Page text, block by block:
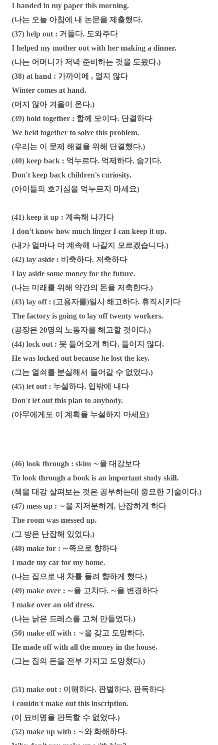
I handed in my paper this morning.
(나는 오늘 아침에 내 논문을 제출했다.
(37) help out : 거들다. 도와주다
I helped my mother out with her making a dinner.
(나는 어머니가 저녁 준비하는 것을 도왔다.)
(38) at hand : 가까이에 , 멀지 않다
Winter comes at hand.
(머지 않아 겨울이 온다.)
(39) hold together : 함께 모이다. 단결하다
We held together to solve this problem.
(우리는 이 문제 해결을 위해 단결했다.)
(40) keep back : 억누르다. 억제하다. 숨기다.
Don't keep back children's curiosity.
(아이들의 호기심을 억누르지 마세요)
(41) keep it up : 계속해 나가다
I don't know how much linger I can keep it up.
(내가 얼마나 더 계속해 나갈지 모르겠습니다.)
(42) lay aside : 비축하다. 저축하다
I lay aside some money for the future.
(나는 미래를 위해 약간의 돈을 저축한다.)
(43) lay off : (고용자를)일시 해고하다. 휴직시키다
The factory is going to lay off twenty workers.
(공장은 20명의 노동자를 해고할 것이다.)
(44) lock out : 못 들어오게 하다. 들이지 않다.
He was locked out because he lost the key.
(그는 열쇠를 분실해서 들어갈 수 없었다.)
(45) let out : 누설하다. 입밖에 내다
Don't let out this plan to anybody.
(아무에게도 이 계획을 누설하지 마세요)
(46) look through : skim ∼을 대강보다
To look through a book is an important study skill.
(책을 대강 살펴보는 것은 공부하는데 중요한 기술이다.)
(47) mess up : ∼을 지저분하게, 난잡하게 하다
The room was messed up.
(그 방은 난잡해 있었다.)
(48) make for : ∼쪽으로 향하다
I made my car for my home.
(나는 집으로 내 차를 돌려 향하게 했다.)
(49) make over : ∼을 고치다. ∼을 변경하다
I make over an old dress.
(나는 낡은 드레스를 고쳐 만들었다.)
(50) make off with : ∼을 갖고 도망하다.
He made off with all the money in the house.
(그는 집의 돈을 전부 가지고 도망쳤다.)
(51) make out : 이해하다. 판별하다. 판독하다
I couldn't make out this inscription.
(이 묘비명을 판독할 수 없었다.)
(52) make up with : ∼와 화해하다.